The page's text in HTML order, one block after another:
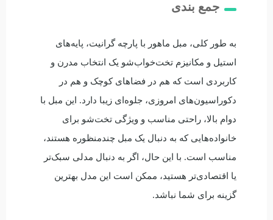
جمع بندی
به طور کلی، مبل ماهور با پارچه گرانیت، پایه‌های
استیل و مکانیزم تخت‌خواب‌شو یک انتخاب مدرن و
کاربردی است که هم در فضاهای کوچک و هم در
دکوراسیون‌های امروزی، جلوه‌ای زیبا دارد. این مبل با
دوام بالا، راحتی مناسب و ویژگی تخت‌شو برای
خانواده‌هایی که به دنبال یک مبل چندمنظوره هستند،
مناسب است. با این حال، اگر به دنبال مدلی سبک‌تر
یا اقتصادی‌تر هستید، ممکن است این مدل بهترین
گزینه برای شما نباشد.